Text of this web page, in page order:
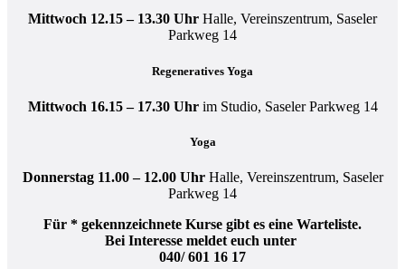
Mittwoch 12.15 – 13.30 Uhr Halle, Vereinszentrum, Saseler
Parkweg 14
Regeneratives Yoga
Mittwoch 16.15 – 17.30 Uhrim Studio, Saseler Parkweg 14
Yoga
Donnerstag 11.00 – 12.00 UhrHalle, Vereinszentrum, Saseler
Parkweg 14
Für * gekennzeichnete Kurse gibt es eine Warteliste.
Bei Interesse meldet euch unter
040/ 601 16 17